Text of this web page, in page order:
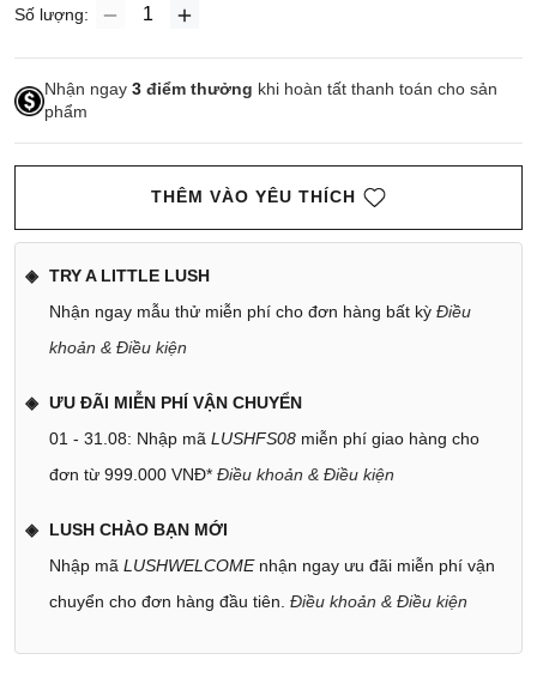
Số lượng:
Nhận ngay 3 điểm thưởng khi hoàn tất thanh toán cho sản
phẩm
THÊM VÀO YÊU THÍCH
TRY A LITTLE LUSH
Nhận ngay mẫu thử miễn phí cho đơn hàng bất kỳ Điều
khoản & Điều kiện
ƯU ĐÃI MIỄN PHÍ VẬN CHUYỂN
01 - 31.08: Nhập mã LUSHFS08 miễn phí giao hàng cho
đơn từ 999.000 VNĐ* Điều khoản & Điều kiện
LUSH CHÀO BẠN MỚI
Nhập mã LUSHWELCOMEnhận ngay ưu đãi miễn phí vận
chuyển cho đơn hàng đầu tiên. Điều khoản & Điều kiện